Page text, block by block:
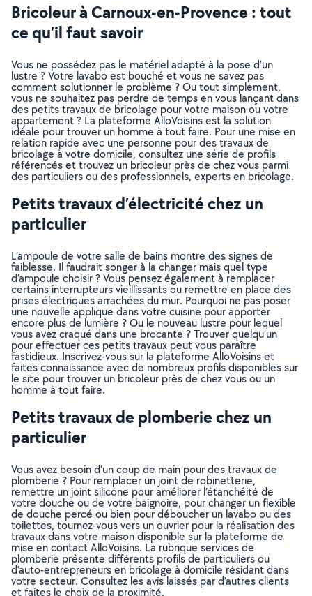
Bricoleur à Carnoux-en-Provence : tout
ce qu’il faut savoir
Vous ne possédez pas le matériel adapté à la pose d’un
lustre ? Votre lavabo est bouché et vous ne savez pas
comment solutionner le problème ? Ou tout simplement,
vous ne souhaitez pas perdre de temps en vous lançant dans
des petits travaux de bricolage pour votre maison ou votre
appartement ? La plateforme AlloVoisins est la solution
idéale pour trouver un homme à tout faire. Pour une mise en
relation rapide avec une personne pour des travaux de
bricolage à votre domicile, consultez une série de profils
référencés et trouvez un bricoleur près de chez vous parmi
des particuliers ou des professionnels, experts en bricolage.
Petits travaux d’électricité chez un
particulier
L’ampoule de votre salle de bains montre des signes de
faiblesse. Il faudrait songer à la changer mais quel type
d’ampoule choisir ? Vous pensez également à remplacer
certains interrupteurs vieillissants ou remettre en place des
prises électriques arrachées du mur. Pourquoi ne pas poser
une nouvelle applique dans votre cuisine pour apporter
encore plus de lumière ? Ou le nouveau lustre pour lequel
vous avez craqué dans une brocante ? Trouver quelqu’un
pour effectuer ces petits travaux peut vous paraître
fastidieux. Inscrivez-vous sur la plateforme AlloVoisins et
faites connaissance avec de nombreux profils disponibles sur
le site pour trouver un bricoleur près de chez vous ou un
homme à tout faire.
Petits travaux de plomberie chez un
particulier
Vous avez besoin d’un coup de main pour des travaux de
plomberie ? Pour remplacer un joint de robinetterie,
remettre un joint silicone pour améliorer l’étanchéité de
votre douche ou de votre baignoire, pour changer un flexible
de douche percé ou bien pour déboucher un lavabo ou des
toilettes, tournez-vous vers un ouvrier pour la réalisation des
travaux dans votre maison disponible sur la plateforme de
mise en contact AlloVoisins. La rubrique services de
plomberie présente différents profils de particuliers ou
d’auto-entrepreneurs en bricolage à domicile résidant dans
votre secteur. Consultez les avis laissés par d’autres clients
et faites le choix de la proximité.